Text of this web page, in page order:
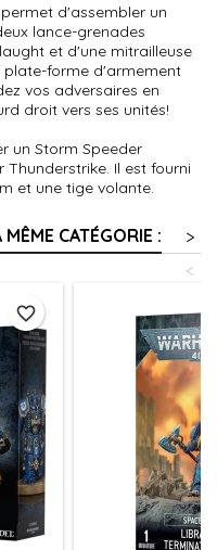
d'assembler un
lance-grenades
et d'une mitrailleuse
plate-forme d'armement
vos adversaires en
droit vers ses unités!
un Storm Speeder
Il est fourni
et une tige volante.
CATÉGORIE :
>
<
favorite_border